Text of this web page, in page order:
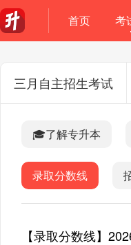
首页 考
三月自主招生考试
🎓了解专升本
录取分数线
【录取分数线】